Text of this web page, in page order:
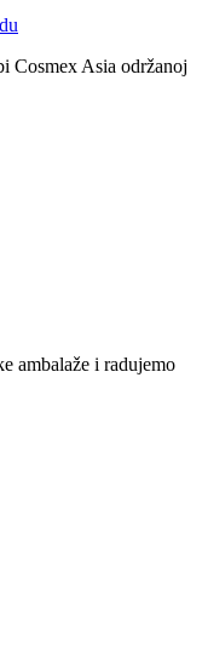
Cosmex Asia održanoj
ambalaže i radujemo